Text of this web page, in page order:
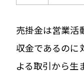
売掛金は営業活
収金であるのに
よる取引から生